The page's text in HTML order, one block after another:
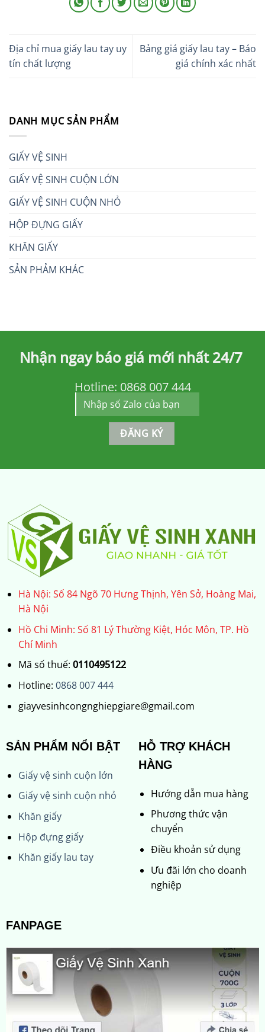
Địa chỉ mua giấy lau tay uy
tín chất lượng
Bảng giá giấy lau tay – Báo
giá chính xác nhất
DANH MỤC SẢN PHẨM
GIẤY VỆ SINH
GIẤY VỆ SINH CUỘN LỚN
GIẤY VỆ SINH CUỘN NHỎ
HỘP ĐỰNG GIẤY
KHĂN GIẤY
SẢN PHẢM KHÁC
Nhận ngay báo giá mới nhất 24/7
Hotline: 0868 007 444
Hà Nội: Số 84 Ngõ 70 Hưng Thịnh, Yên Sở, Hoàng Mai,
Hà Nội
Hồ Chi Minh: Số 81 Lý Thường Kiệt, Hóc Môn, TP. Hồ
Chí Minh
Mã số thuế: 0110495122
Hotline: 0868 007 444
giayvesinhcongnghiepgiare@gmail.com
SẢN PHẨM NỔI BẬT
Giấy vệ sinh cuộn lớn
Giấy vệ sinh cuộn nhỏ
Khăn giấy
Hộp đựng giấy
Khăn giấy lau tay
HỖ TRỢ KHÁCH
HÀNG
Hướng dẫn mua hàng
Phương thức vận
chuyển
Điều khoản sử dụng
Ưu đãi lớn cho doanh
nghiệp
FANPAGE